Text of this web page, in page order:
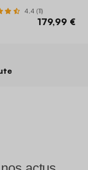
4.4 (11)
179,99 €